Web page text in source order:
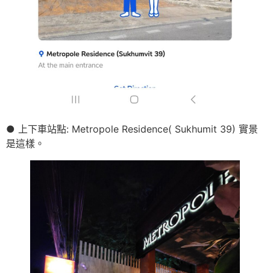
● 上下車站點: Metropole Residence( Sukhumit 39) 實景
是這樣。